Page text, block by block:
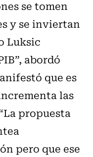
se tomen
y se inviertan
Luksic
abordó
que es
las
propuesta
pero que ese